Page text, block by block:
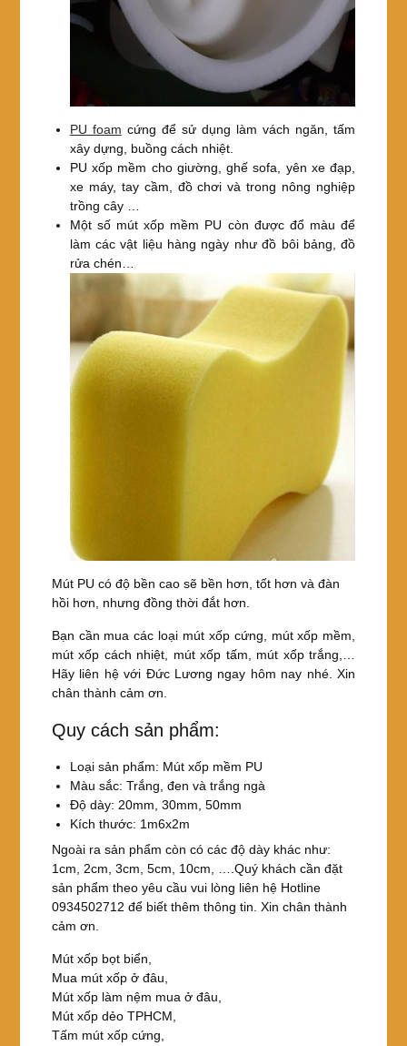
PU foam cứng để sử dụng làm vách ngăn, tấm
xây dựng, buồng cách nhiệt.
PU xốp mềm cho giường, ghế sofa, yên xe đạp,
xe máy, tay cầm, đồ chơi và trong nông nghiệp
trồng cây …
Một số mút xốp mềm PU còn được đổ màu để
làm các vật liệu hàng ngày như đồ bôi bảng, đồ
rửa chén…
Mút PU có độ bền cao sẽ bền hơn, tốt hơn và đàn
hồi hơn, nhưng đồng thời đắt hơn.
Bạn cần mua các loại mút xốp cứng, mút xốp mềm,
mút xốp cách nhiệt, mút xốp tấm, mút xốp trắng,…
Hãy liên hệ với Đức Lương ngay hôm nay nhé. Xin
chân thành cảm ơn.
Quy cách sản phẩm:
Loại sản phẩm: Mút xốp mềm PU
Màu sắc: Trắng, đen và trắng ngà
Độ dày: 20mm, 30mm, 50mm
Kích thước: 1m6x2m
Ngoài ra sản phẩm còn có các độ dày khác như:
1cm, 2cm, 3cm, 5cm, 10cm, ….Quý khách cần đặt
sản phẩm theo yêu cầu vui lòng liên hệ Hotline
0934502712 để biết thêm thông tin. Xin chân thành
cảm ơn.
Mút xốp bọt biển,
Mua mút xốp ở đâu,
Mút xốp làm nệm mua ở đâu,
Mút xốp dẻo TPHCM,
Tấm mút xốp cứng,